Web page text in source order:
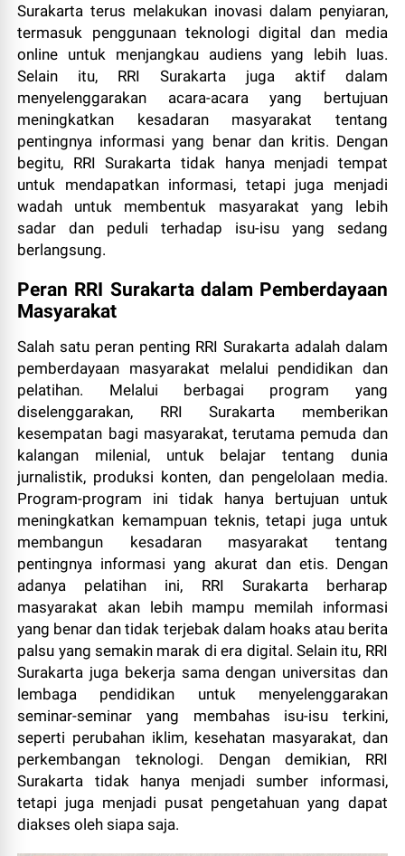
Surakarta terus melakukan inovasi dalam penyiaran,
termasuk penggunaan teknologi digital dan media
online untuk menjangkau audiens yang lebih luas.
Selain itu, RRI Surakarta juga aktif dalam
menyelenggarakan acara-acara yang bertujuan
meningkatkan kesadaran masyarakat tentang
pentingnya informasi yang benar dan kritis. Dengan
begitu, RRI Surakarta tidak hanya menjadi tempat
untuk mendapatkan informasi, tetapi juga menjadi
wadah untuk membentuk masyarakat yang lebih
sadar dan peduli terhadap isu-isu yang sedang
berlangsung.
Peran RRI Surakarta dalam Pemberdayaan
Masyarakat
Salah satu peran penting RRI Surakarta adalah dalam
pemberdayaan masyarakat melalui pendidikan dan
pelatihan. Melalui berbagai program yang
diselenggarakan, RRI Surakarta memberikan
kesempatan bagi masyarakat, terutama pemuda dan
kalangan milenial, untuk belajar tentang dunia
jurnalistik, produksi konten, dan pengelolaan media.
Program-program ini tidak hanya bertujuan untuk
meningkatkan kemampuan teknis, tetapi juga untuk
membangun kesadaran masyarakat tentang
pentingnya informasi yang akurat dan etis. Dengan
adanya pelatihan ini, RRI Surakarta berharap
masyarakat akan lebih mampu memilah informasi
yang benar dan tidak terjebak dalam hoaks atau berita
palsu yang semakin marak di era digital. Selain itu, RRI
Surakarta juga bekerja sama dengan universitas dan
lembaga pendidikan untuk menyelenggarakan
seminar-seminar yang membahas isu-isu terkini,
seperti perubahan iklim, kesehatan masyarakat, dan
perkembangan teknologi. Dengan demikian, RRI
Surakarta tidak hanya menjadi sumber informasi,
tetapi juga menjadi pusat pengetahuan yang dapat
diakses oleh siapa saja.